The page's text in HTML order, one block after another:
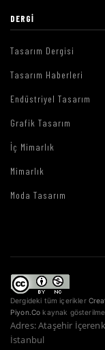
DERGI
Tasarım Dergisi
Tasarım Haberleri
Endüstriyel Tasarım
Grafik Tasarım
İç Mimarlık
Mimarlık
Moda Tasarım
Dergideki tüm içerikler
Piyon.Co kaynak
Adres: Ataşehir
İstanbul